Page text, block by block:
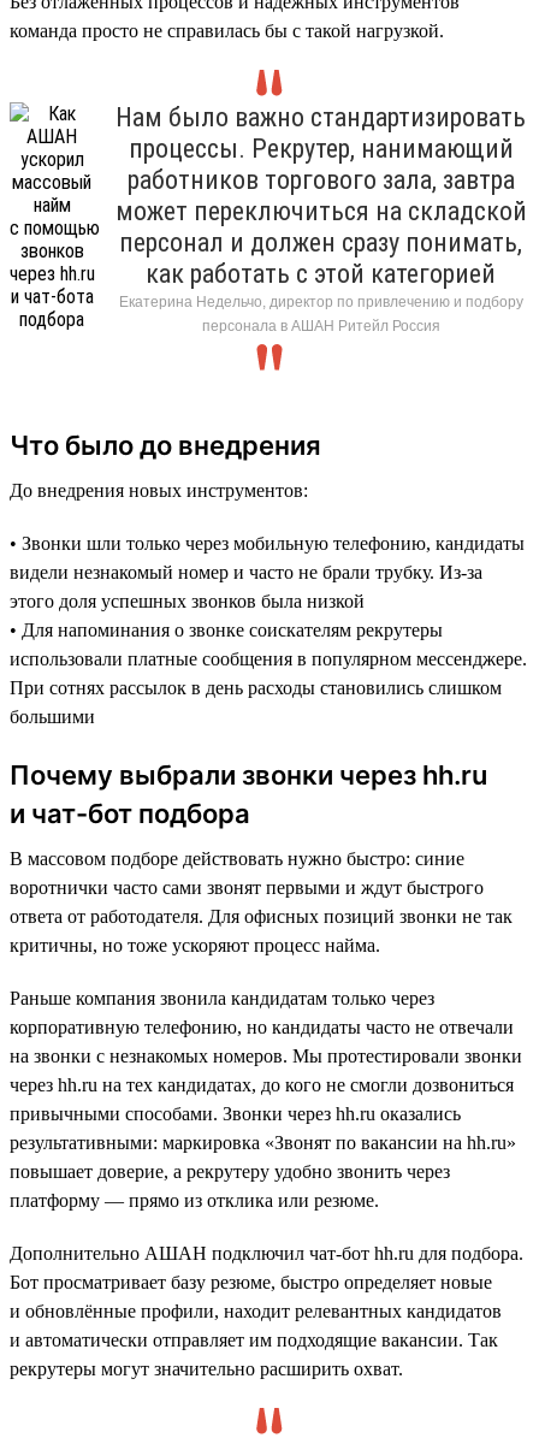
команда просто не справилась бы с такой нагрузкой.
Нам было важно стандартизировать
процессы. Рекрутер, нанимающий
работников торгового зала, завтра
может переключиться на складской
персонал и должен сразу понимать,
как работать с этой категорией
Екатерина Недельчо, директор по привлечению и подбору
персонала в АШАН Ритейл Россия
Что было до внедрения
До внедрения новых инструментов:
• Звонки шли только через мобильную телефонию, кандидаты
видели незнакомый номер и часто не брали трубку. Из-за
этого доля успешных звонков была низкой
• Для напоминания о звонке соискателям рекрутеры
использовали платные сообщения в популярном мессенджере.
При сотнях рассылок в день расходы становились слишком
большими
Почему выбрали звонки через hh.ru
и чат-бот подбора
В массовом подборе действовать нужно быстро: синие
воротнички часто сами звонят первыми и ждут быстрого
ответа от работодателя. Для офисных позиций звонки не так
критичны, но тоже ускоряют процесс найма.
Раньше компания звонила кандидатам только через
корпоративную телефонию, но кандидаты часто не отвечали
на звонки с незнакомых номеров. Мы протестировали звонки
через hh.ru на тех кандидатах, до кого не смогли дозвониться
привычными способами. Звонки через hh.ru оказались
результативными: маркировка «Звонят по вакансии на hh.ru»
повышает доверие, а рекрутеру удобно звонить через
платформу — прямо из отклика или резюме.
Дополнительно АШАН подключил чат-бот hh.ru для подбора.
Бот просматривает базу резюме, быстро определяет новые
и обновлённые профили, находит релевантных кандидатов
и автоматически отправляет им подходящие вакансии. Так
рекрутеры могут значительно расширить охват.